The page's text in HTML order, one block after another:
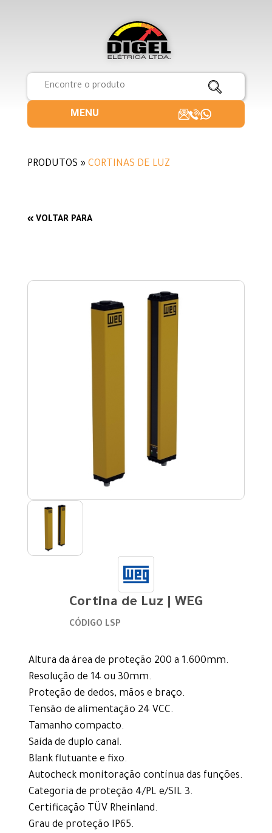
MENU
PRODUTOS » CORTINAS DE LUZ
« VOLTAR PARA
Cortina de Luz | WEG
CÓDIGO LSP
Altura da área de proteção 200 a 1.600mm.
Resolução de 14 ou 30mm.
Proteção de dedos, mãos e braço.
Tensão de alimentação 24 VCC.
Tamanho compacto.
Saída de duplo canal.
Blank flutuante e fixo.
Autocheck monitoração contínua das funções.
Categoria de proteção 4/PL e/SIL 3.
Certificação TÜV Rheinland.
Grau de proteção IP65.